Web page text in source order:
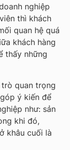
nghiệp
thì khách
quan hệ quá
khách hàng
thấy những
quan trọng
ý kiến để
như: sản
khi đó,
khâu cuối là